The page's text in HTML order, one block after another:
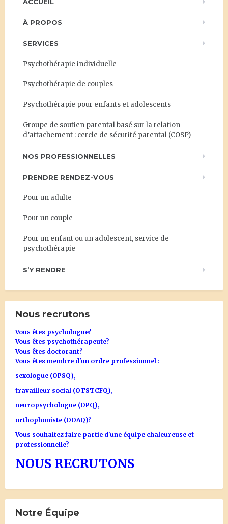
À PROPOS
SERVICES
Psychothérapie individuelle
Psychothérapie de couples
Psychothérapie pour enfants et adolescents
Groupe de soutien parental basé sur la relation
d’attachement : cercle de sécurité parental (COSP)
NOS PROFESSIONNELLES
PRENDRE RENDEZ-VOUS
Pour un adulte
Pour un couple
Pour un enfant ou un adolescent, service de
psychothérapie
S’Y RENDRE
Nous recrutons
Vous êtes psychologue?
Vous êtes psychothérapeute?
Vous êtes doctorant?
Vous êtes membre d'un ordre professionnel :
sexologue (OPSQ),
travailleur social (OTSTCFQ),
neuropsychologue (OPQ),
orthophoniste (OOAQ)?
Vous souhaitez faire partie d'une équipe chaleureuse et
professionnelle?
NOUS RECRUTONS
Notre Équipe